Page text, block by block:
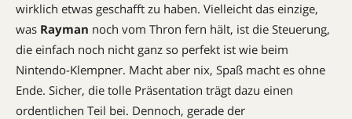
wirklich etwas geschafft zu haben. Vielleicht das einzige,
was Rayman noch vom Thron fern hält, ist die Steuerung,
die einfach noch nicht ganz so perfekt ist wie beim
Nintendo-Klempner. Macht aber nix, Spaß macht es ohne
Ende. Sicher, die tolle Präsentation trägt dazu einen
ordentlichen Teil bei. Dennoch, gerade der